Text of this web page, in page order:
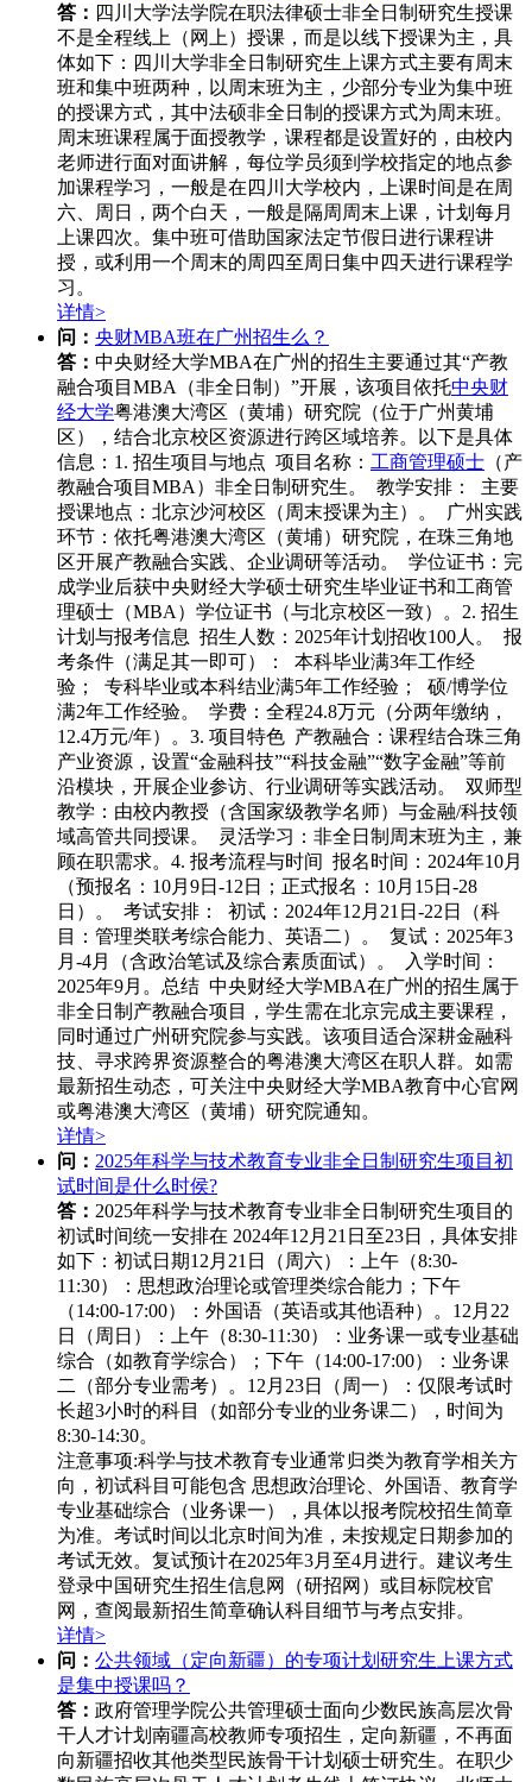
答： 四川大学法学院在职法律硕士非全日制研究生授课
不是全程线上（网上）授课，而是以线下授课为主，具
体如下：四川大学非全日制研究生上课方式主要有周末
班和集中班两种，以周末班为主，少部分专业为集中班
的授课方式，其中法硕非全日制的授课方式为周末班。
周末班课程属于面授教学，课程都是设置好的，由校内
老师进行面对面讲解，每位学员须到学校指定的地点参
加课程学习，一般是在四川大学校内，上课时间是在周
六、周日，两个白天，一般是隔周周末上课，计划每月
上课四次。集中班可借助国家法定节假日进行课程讲
授，或利用一个周末的周四至周日集中四天进行课程学
习。
详情>
问： 央财MBA班在广州招生么？
答： 中央财经大学MBA在广州的招生主要通过其“产教
融合项目MBA（非全日制）”开展，该项目依托中央财
经大学粤港澳大湾区（黄埔）研究院（位于广州黄埔
区），结合北京校区资源进行跨区域培养。以下是具体
信息：1. 招生项目与地点 项目名称： 工商管理硕士 （产
教融合项目MBA）非全日制研究生。 教学安排： 主要
授课地点：北京沙河校区（周末授课为主）。 广州实践
环节：依托粤港澳大湾区（黄埔）研究院，在珠三角地
区开展产教融合实践、企业调研等活动。 学位证书：完
成学业后获中央财经大学硕士研究生毕业证书和工商管
理硕士（MBA）学位证书（与北京校区一致）。2. 招生
计划与报考信息 招生人数：2025年计划招收100人。 报
考条件（满足其一即可）： 本科毕业满3年工作经
验； 专科毕业或本科结业满5年工作经验； 硕/博学位
满2年工作经验。 学费：全程24.8万元（分两年缴纳，
12.4万元/年）。3. 项目特色 产教融合：课程结合珠三角
产业资源，设置“金融科技”“科技金融”“数字金融”等前
沿模块，开展企业参访、行业调研等实践活动。 双师型
教学：由校内教授（含国家级教学名师）与金融/科技领
域高管共同授课。 灵活学习：非全日制周末班为主，兼
顾在职需求。4. 报考流程与时间 报名时间：2024年10月
（预报名：10月9日-12日；正式报名：10月15日-28
日）。 考试安排： 初试：2024年12月21日-22日（科
目：管理类联考综合能力、英语二）。 复试：2025年3
月-4月（含政治笔试及综合素质面试）。 入学时间：
2025年9月。总结 中央财经大学MBA在广州的招生属于
非全日制产教融合项目，学生需在北京完成主要课程，
同时通过广州研究院参与实践。该项目适合深耕金融科
技、寻求跨界资源整合的粤港澳大湾区在职人群。如需
最新招生动态，可关注中央财经大学MBA教育中心官网
或粤港澳大湾区（黄埔）研究院通知。
详情>
问： 2025年科学与技术教育专业非全日制研究生项目初
试时间是什么时侯?
答： 2025年科学与技术教育专业非全日制研究生项目的
初试时间统一安排在 ‌2024年12月21日至23日‌，具体安排
如下： 初试日期‌12月21日（周六）‌：
上午（8:30-
11:30）：思想政治理论或管理类综合能力； 下午
（14:00-17:00）：外国语（英语或其他语种）。 12月22
日（周日）‌：
上午（8:30-11:30）：业务课一或专业基础
综合（如教育学综合）； 下午（14:00-17:00）：业务课
二（部分专业需考）。 12月23日（周一）‌： 仅限考试时
长超3小时的科目（如部分专业的业务课二），时间为
8:30-14:30。
注意事项‌:科学与技术教育专业通常归类为教育学相关方
向，初试科目可能包含 ‌思想政治理论、外国语、教育学
专业基础综合‌（业务课一），具体以报考院校招生简章
为准。 考试时间以北京时间为准，未按规定日期参加的
考试无效。 复试预计在2025年3月至4月进行。 建议考生
登录中国研究生招生信息网（研招网）或目标院校官
网，查阅最新招生简章确认科目细节与考点安排。
详情>
问： 公共领域（定向新疆）的专项计划研究生上课方式
是集中授课吗？
答： 政府管理学院公共管理硕士面向少数民族高层次骨
干人才计划南疆高校教师专项招生，定向新疆，不再面
向新疆招收其他类型民族骨干计划硕士研究生。在职少